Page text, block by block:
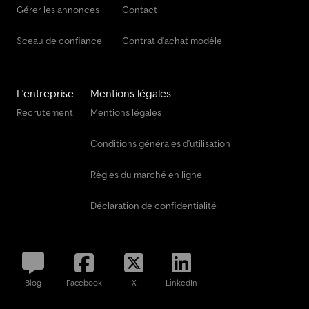
Gérer les annonces
Sceau de confiance
Contact
Contrat d'achat modèle
L'entreprise
Recrutement
Mentions légales
Mentions légales
Conditions générales d'utilisation
Règles du marché en ligne
Déclaration de confidentialité
Blog Facebook X LinkedIn